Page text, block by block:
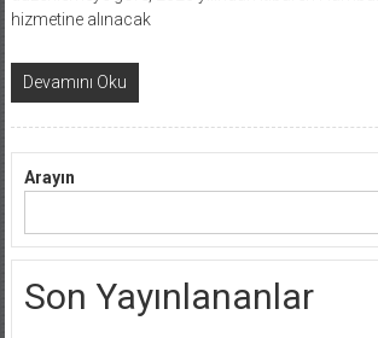
hizmetine alınacak
Devamını Oku
Arayın
Son Yayınlananlar